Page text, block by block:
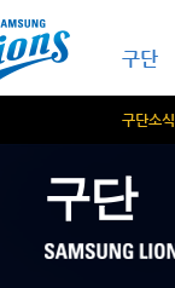
구단
구단소식
구단